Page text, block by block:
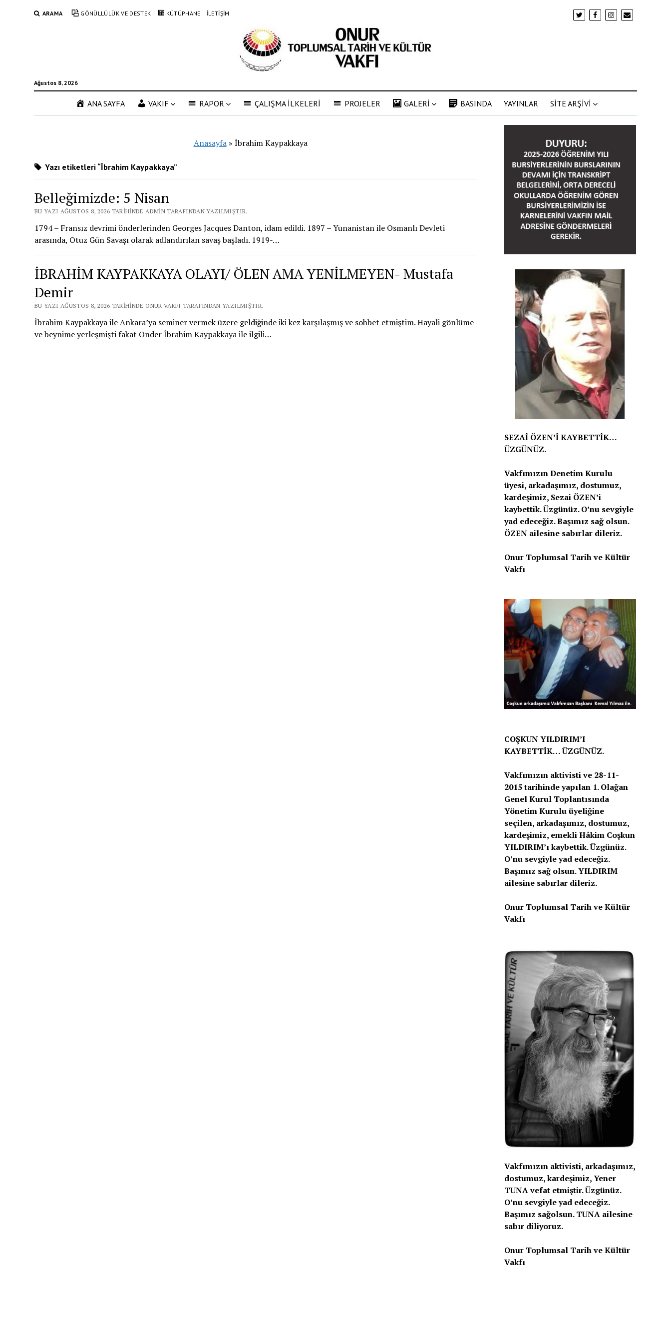
ARAMA GÖNÜLLÜLÜK VE DESTEK KÜTÜPHANE İLETİŞİM
Ağustos 8, 2026
ANA SAYFA VAKIF RAPOR ÇALIŞMA İLKELERİ PROJELER GALERİ BASINDA YAYINLAR SİTE ARŞİVİ
Anasayfa» İbrahim Kaypakkaya
Yazı etiketleri “İbrahim Kaypakkaya”
Belleğimizde: 5 Nisan
BU YAZI AĞUSTOS 8, 2026 TARIHINDE ADMIN TARAFINDAN YAZILMIŞTIR.
1794 – Fransız devrimi önderlerinden Georges Jacques Danton, idam edildi. 1897 – Yunanistan ile Osmanlı Devleti
arasında, Otuz Gün Savaşı olarak adlandırılan savaş başladı. 1919-…
İBRAHİM KAYPAKKAYA OLAYI/ ÖLEN AMA YENİLMEYEN- Mustafa
Demir
BU YAZI AĞUSTOS 8, 2026 TARIHINDE ONUR VAKFI TARAFINDAN YAZILMIŞTIR.
İbrahim Kaypakkaya ile Ankara’ya seminer vermek üzere geldiğinde iki kez karşılaşmış ve sohbet etmiştim. Hayali gönlüme
ve beynime yerleşmişti fakat Önder İbrahim Kaypakkaya ile ilgili…
SEZAİ ÖZEN’İ KAYBETTİK…
ÜZGÜNÜZ.
Vakfımızın Denetim Kurulu
üyesi, arkadaşımız, dostumuz,
kardeşimiz, Sezai ÖZEN’i
kaybettik. Üzgünüz. O’nu sevgiyle
yad edeceğiz. Başımız sağ olsun.
ÖZEN ailesine sabırlar dileriz.
Onur Toplumsal Tarih ve Kültür
Vakfı
COŞKUN YILDIRIM’I
KAYBETTİK… ÜZGÜNÜZ.
Vakfımızın aktivisti ve 28-11-
2015 tarihinde yapılan 1. Olağan
Genel Kurul Toplantısında
Yönetim Kurulu üyeliğine
seçilen, arkadaşımız, dostumuz,
kardeşimiz, emekli Hâkim Coşkun
YILDIRIM’ı kaybettik. Üzgünüz.
O’nu sevgiyle yad edeceğiz.
Başımız sağ olsun. YILDIRIM
ailesine sabırlar dileriz.
Onur Toplumsal Tarih ve Kültür
Vakfı
Vakfımızın aktivisti, arkadaşımız,
dostumuz, kardeşimiz, Yener
TUNA vefat etmiştir. Üzgünüz.
O’nu sevgiyle yad edeceğiz.
Başımız sağolsun. TUNA ailesine
sabır diliyoruz.
Onur Toplumsal Tarih ve Kültür
Vakfı